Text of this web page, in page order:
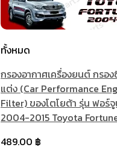
ทั้งหมด
กรองอากาศเครื่องยนต์ กรอ
แต่ง (Car Performance
Filter) ของโตโยต้า รุ่น ฟอร์
2004-2015 Toyota
489.00 ฿